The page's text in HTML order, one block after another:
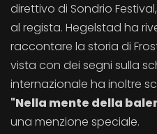
direttivo di Sondrio
al regista. Hegelstad ha
raccontare la storia di
vista con dei segni sulla
internazionale ha inoltre
"Nella mente della
una menzione speciale.